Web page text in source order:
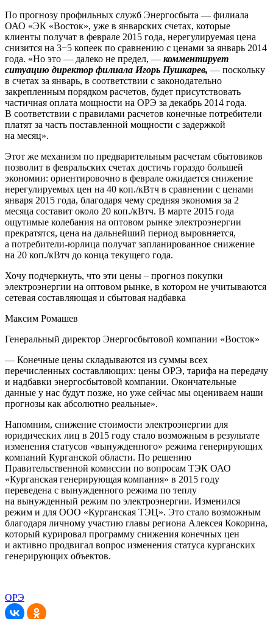
По прогнозу профильных служб Энергосбыта — филиала
ОАО «ЭК «Восток», уже в январских счетах, которые
клиенты получат в феврале 2015 года, нерегулируемая цена
снизится на 3−5 копеек по сравнению с ценами за январь 2014
года. «Но это — далеко не предел, — комментирует
ситуацию директор филиала Игорь Пушкарев, — поскольку
в счетах за январь, в соответствии с законодательно
закрепленным порядком расчетов, будет присутствовать
частичная оплата мощности на ОРЭ за декабрь 2014 года.
В соответствии с правилами расчетов конечные потребители
платят за часть поставленной мощности с задержкой
на месяц».
Этот же механизм по предварительным расчетам сбытовиков
позволит в февральских счетах достичь гораздо большей
экономии: ориентировочно в феврале ожидается снижение
нерегулируемых цен на 40 коп./кВтч в сравнении с ценами
января 2015 года, благодаря чему средняя экономия за 2
месяца составит около 20 коп./кВтч. В марте 2015 года
ощутимые колебания на оптовом рынке электроэнергии
прекратятся, цена на дальнейший период выровняется,
а потребители-юрлица получат запланированное снижение
на 20 коп./кВтч до конца текущего года.
Хочу подчеркнуть, что эти цены – прогноз покупки
электроэнергии на оптовом рынке, в котором не учитываются
сетевая составляющая и сбытовая надбавка
Максим Ромашев
Генеральный директор Энергосбытовой компании «Восток»
— Конечные цены складываются из суммы всех
перечисленных составляющих: цены ОРЭ, тарифа на передачу
и надбавки энергосбытовой компании. Окончательные
данные у нас будут позже, но уже сейчас мы оцениваем наши
прогнозы как абсолютно реальные».
Напомним, снижение стоимости электроэнергии для
юридических лиц в 2015 году стало возможным в результате
изменения статусов «вынужденного» режима генерирующих
компаний Курганской области. По решению
Правительственной комиссии по вопросам ТЭК ОАО
«Курганская генерирующая компания» в 2015 году
переведена с вынужденного режима по теплу
на вынужденный режим по электроэнергии. Изменился
режим и для ООО «Курганская ТЭЦ». Это стало возможным
благодаря личному участию главы региона Алексея Кокорина,
который курировал программу снижения конечных цен
и активно продвигал вопрос изменения статуса курганских
генерирующих объектов.
ОРЭ